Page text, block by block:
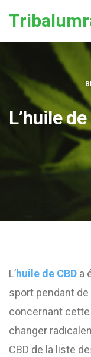
L’huile
L’huile de CBD a
sport pendant
concernant
changer
CBD de la liste